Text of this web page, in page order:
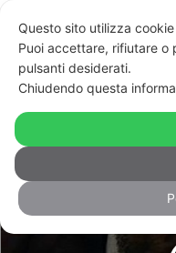
Ddl Pillon,
approvato.
Questo sito utilizza
Puoi accettare, rifiutare o
pulsanti desiderati.
Chiudendo questa